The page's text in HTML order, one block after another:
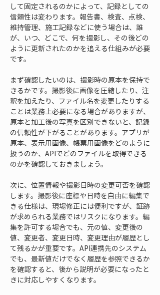
して固定されるのかによって、記録としての
信頼性は変わります。報告書、検査、点検、
維持管理、施工記録などに使う場合は、誰
が、いつ、どこで、何を撮影し、その後どの
ように更新されたのかを追える仕組みが必要
です。
まず確認したいのは、撮影時の原本を保持で
きるかです。撮影後に画像を圧縮したり、注
釈を加えたり、ファイル名を変更したりする
ことは業務上必要になる場合がありますが、
原本と加工後の写真を区別できないと、記録
の信頼性が下がることがあります。アプリが
原本、表示用画像、帳票用画像をどのように
扱うのか、APIでどのファイルを取得できる
のかを確認しておきましょう。
次に、位置情報や撮影日時の変更可否を確認
します。撮影後に座標や日時を自由に編集で
きる仕様は、現場修正には便利ですが、証跡
が求められる業務ではリスクになります。編
集を許可する場合でも、元の値、変更後の
値、変更者、変更日時、変更理由が履歴とし
て残るかが重要です。API連携先のシステム
でも、最新値だけでなく履歴を参照できるか
を確認すると、後から説明が必要になったと
きに対応しやすくなります。